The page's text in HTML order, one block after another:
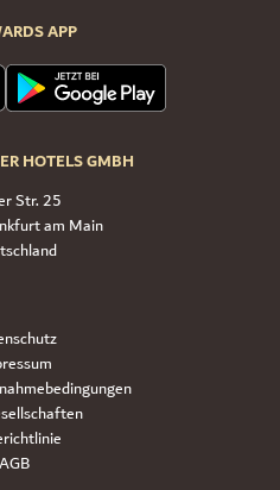
APP
HOTELS GMBH
Str. 25
am Main
AGB